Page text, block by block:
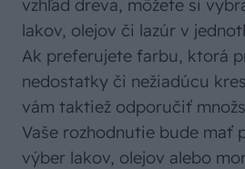
vzhľad dreva, môžete si
lakov, olejov či lazúr v
Ak preferujete farbu, ktorá
nedostatky či nežiadúcu
vám taktiež odporučiť
Vaše rozhodnutie bude mať
výber lakov, olejov alebo